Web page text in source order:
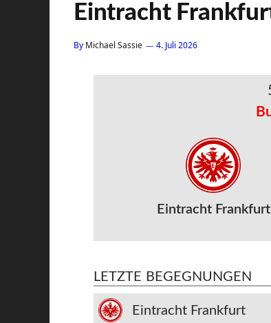
Eintracht
By Michael Sassie 4. Juli 2026
Eintracht Frankfurt
LETZTE BEGEGNUNGEN
Eintracht Frankfurt